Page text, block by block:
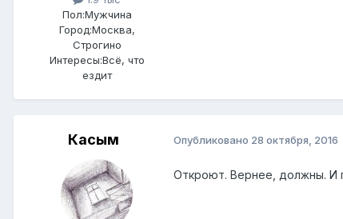
Пол:Мужчина
Город:Москва,
Строгино
Интересы:Всё, что
ездит
Касым Опубликовано 28 октября, 2016
Откроют. Вернее, должны. И